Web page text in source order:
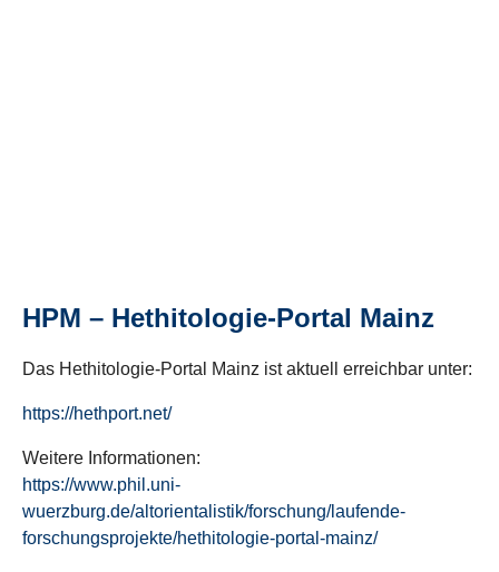
HPM – Hethitologie-Portal Mainz
Das Hethitologie-Portal Mainz ist aktuell erreichbar unter:
https://hethport.net/
Weitere Informationen:
https://www.phil.uni-
wuerzburg.de/altorientalistik/forschung/laufende-
forschungsprojekte/hethitologie-portal-mainz/